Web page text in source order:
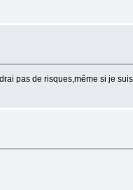
pas de risques,même si je